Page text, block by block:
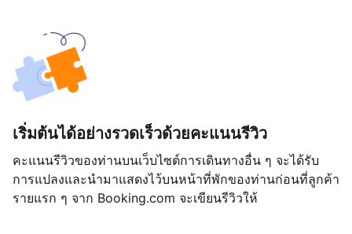
เริ่มต้นได้อย่างรวดเร็วด้วยคะแนนรีวิว
คะแนนรีวิวของท่านบนเว็บไซต์การเดินทางอื่น ๆ จะได้รับ
การแปลงและนำมาแสดงไว้บนหน้าที่พักของท่านก่อนที่ลูกค้า
รายแรก ๆ จาก Booking.com จะเขียนรีวิวให้